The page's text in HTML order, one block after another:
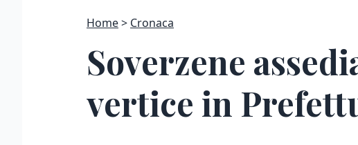
Home Cronaca
Soverzene
vertice in